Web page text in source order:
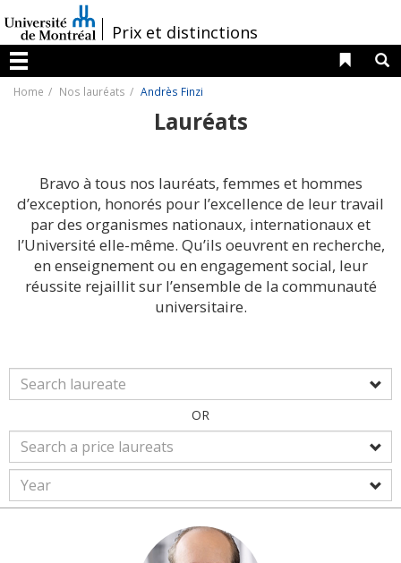
au
contenu
/Prix et distinctions
Menu
Liens
Home Nos lauréats Andrès Finzi
Lauréats
Bravo à tous nos lauréats, femmes et hommes
d’exception, honorés pour l’excellence de leur travail
par des organismes nationaux, internationaux et
l’Université elle-même. Qu’ils oeuvrent en recherche,
en enseignement ou en engagement social, leur
réussite rejaillit sur l’ensemble de la communauté
universitaire.
OR